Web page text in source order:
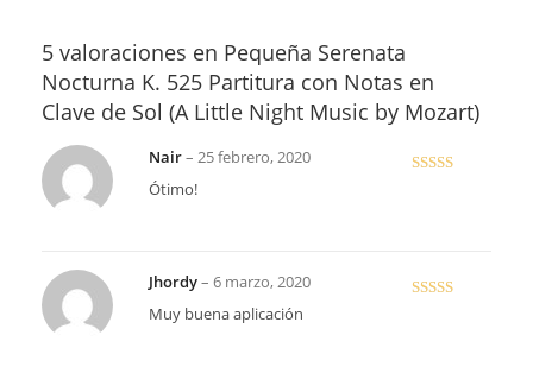
5 valoraciones en Pequeña Serenata
Nocturna K. 525 Partitura con Notas en
Clave de Sol (A Little Night Music by Mozart)
Nair– 25 febrero, 2020
Ótimo!
Jhordy– 6 marzo, 2020
Muy buena aplicación